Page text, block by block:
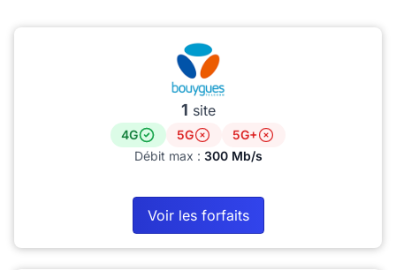
1 site
4G 5G
5G+
Débit max : 300 Mb/s
Voir les forfaits